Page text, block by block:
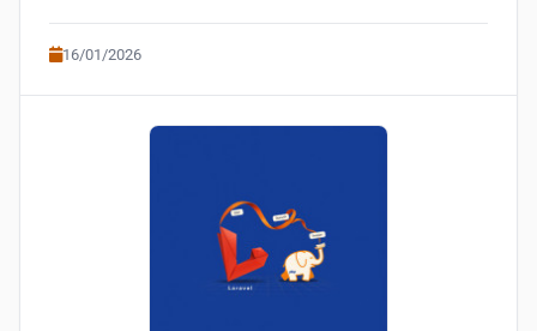
16/01/2026